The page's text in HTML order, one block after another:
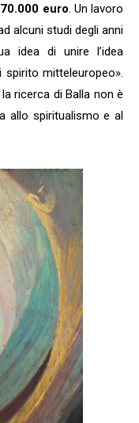
euro. Un lavoro
alcuni studi degli anni
idea di unire l’idea
spirito mitteleuropeo».
ricerca di Balla non è
allo spiritualismo e al